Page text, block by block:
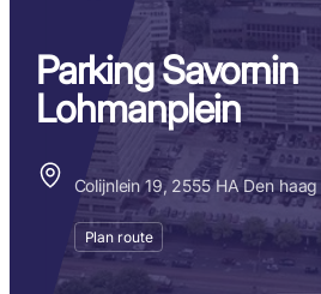
Parking Savornin
Lohmanplein
Colijnlein 19, 2555 HA Den haag
Plan route